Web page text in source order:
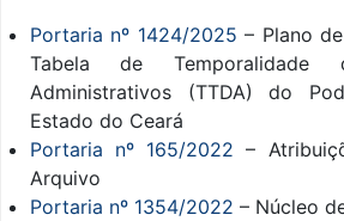
Portaria nº 1424/2025 – Plano
Tabela de Temporalidade
Administrativos (TTDA) do
Estado do Ceará
Portaria nº 165/2022 –
Arquivo
Portaria nº 1354/2022 – Núcleo